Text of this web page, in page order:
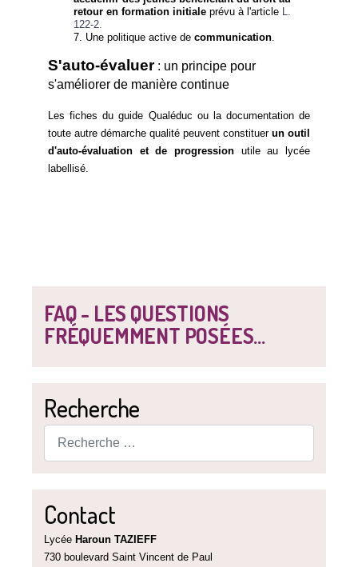
FAQ - LES QUESTIONS
FRÉQUEMMENT POSÉES...
Recherche
Contact
Lycée Haroun TAZIEFF
730 boulevard Saint Vincent de Paul
retour en formation initiale prévu à l'article
122-2.
Une politique active de communication
S'auto-évaluer: un principe pour
s'améliorer de manière continue
Les fiches du guide Qualéduc ou la documentation de
toute autre démarche qualité peuvent constituer un outil
d'auto-évaluation et de progression utile au lycée
labellisé.